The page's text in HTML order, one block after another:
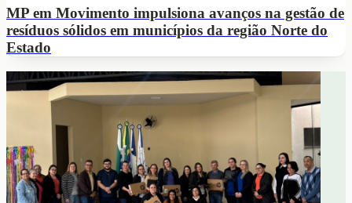
MP em Movimento impulsiona avanços na gestão de
resíduos sólidos em municípios da região Norte do
Estado